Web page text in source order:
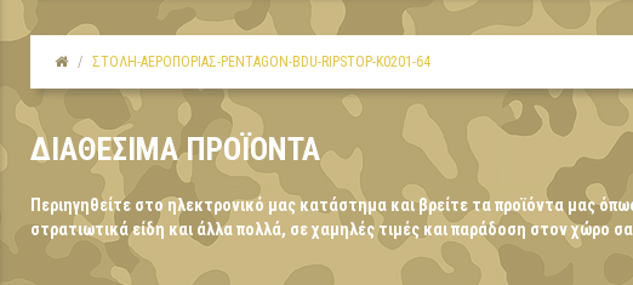
ΣΤΟΛΉ-ΑΕΡΟΠΟΡΊΑΣ-PENTAGON-BDU-RIPSTOP-K0201-64
ΔΙΑΘΈΣΙΜΑ ΠΡΟΪΌΝΤΑ
Περιηγηθείτε στο ηλεκτρονικό μας κατάστημα και βρείτε τα προϊόντα μας
στρατιωτικά είδη και άλλα πολλά, σε χαμηλές τιμές και παράδοση στον χώρο